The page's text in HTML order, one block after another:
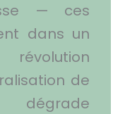
— ces
dans un
de